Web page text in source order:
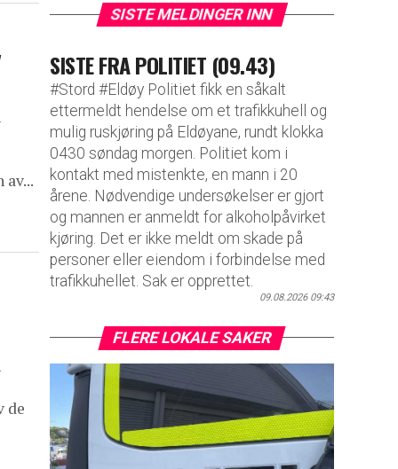
de
SISTE MELDINGER INN
SISTE FRA POLITIET (09.43)
#Stord #Eldøy Politiet fikk en såkalt
ettermeldt hendelse om et trafikkuhell og
mulig ruskjøring på Eldøyane, rundt klokka
0430 søndag morgen. Politiet kom i
kontakt med mistenkte, en mann i 20
årene. Nødvendige undersøkelser er gjort
og mannen er anmeldt for alkoholpåvirket
kjøring. Det er ikke meldt om skade på
personer eller eiendom i forbindelse med
trafikkuhellet. Sak er opprettet.
09.08.2026 09:43
FLERE LOKALE SAKER